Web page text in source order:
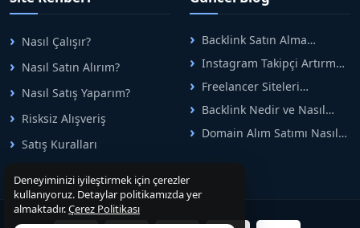
alışveriş sistemi ile koruyan
ticaretin güvenli
Nasıl Çalışır?
Nasıl Satın Alırım?
Nasıl Satış Yaparım?
Risksiz Alışveriş
Satış Kuralları
Backlink Satın Alma
Rehberi: Güvenli SEO İçin
Doğru Adımlar
Instagram Takipçi Artırma
Yöntemleri: Organik Büyüme
Rehberi
Freelancer Siteleri
Arasında Doğru Seçim Nasıl
Yapılır
Backlink Nedir ve Nasıl
Alınır? Etkili Yöntemler
Domain Alım Satımı Nasıl
Deneyiminizi iyileştirmek için çerezler
kullanıyoruz. Detaylar politikamızda yer
almaktadır.Çerez Politikası